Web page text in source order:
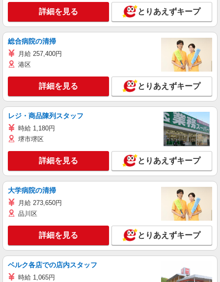
詳細を見る とりあえずキープ
総合病院の清掃
月給 257,400円
港区
詳細を見る とりあえずキープ
レジ・商品陳列スタッフ
時給 1,180円
堺市堺区
詳細を見る とりあえずキープ
大学病院の清掃
月給 273,650円
品川区
詳細を見る とりあえずキープ
ベルク各店での店内スタッフ
時給 1,065円